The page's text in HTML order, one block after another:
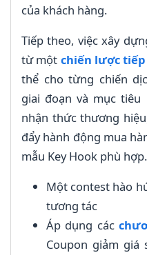
của khách hàng.
Tiếp theo, việc xây
từ một chiến lược
thể cho từng chiến
giai đoạn và mục tiêu
nhận thức thương
đẩy hành động mua
mẫu Key Hook phù
Một contest hào
tương tác
Áp dụng các
Coupon giảm giá